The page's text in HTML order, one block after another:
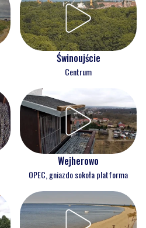
Świnoujście
Centrum
Wejherowo
OPEC, gniazdo sokoła platforma